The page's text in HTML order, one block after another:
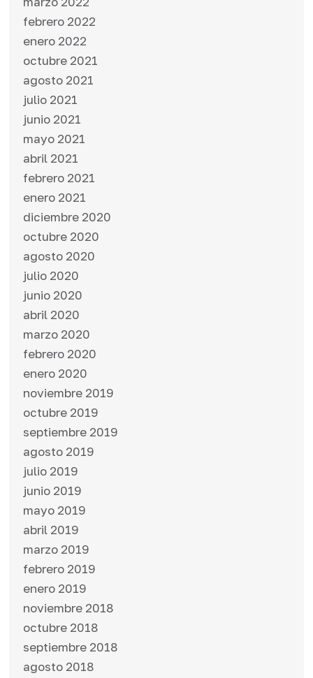
febrero 2022
enero 2022
octubre 2021
agosto 2021
julio 2021
junio 2021
mayo 2021
abril 2021
febrero 2021
enero 2021
diciembre 2020
octubre 2020
agosto 2020
julio 2020
junio 2020
abril 2020
marzo 2020
febrero 2020
enero 2020
noviembre 2019
octubre 2019
septiembre 2019
agosto 2019
julio 2019
junio 2019
mayo 2019
abril 2019
marzo 2019
febrero 2019
enero 2019
noviembre 2018
octubre 2018
septiembre 2018
agosto 2018